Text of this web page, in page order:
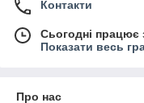
Контакти
Сьогодні працює
Показати весь
Про нас